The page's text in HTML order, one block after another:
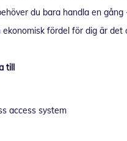
du bara handla en
fördel för dig är det
till
access system